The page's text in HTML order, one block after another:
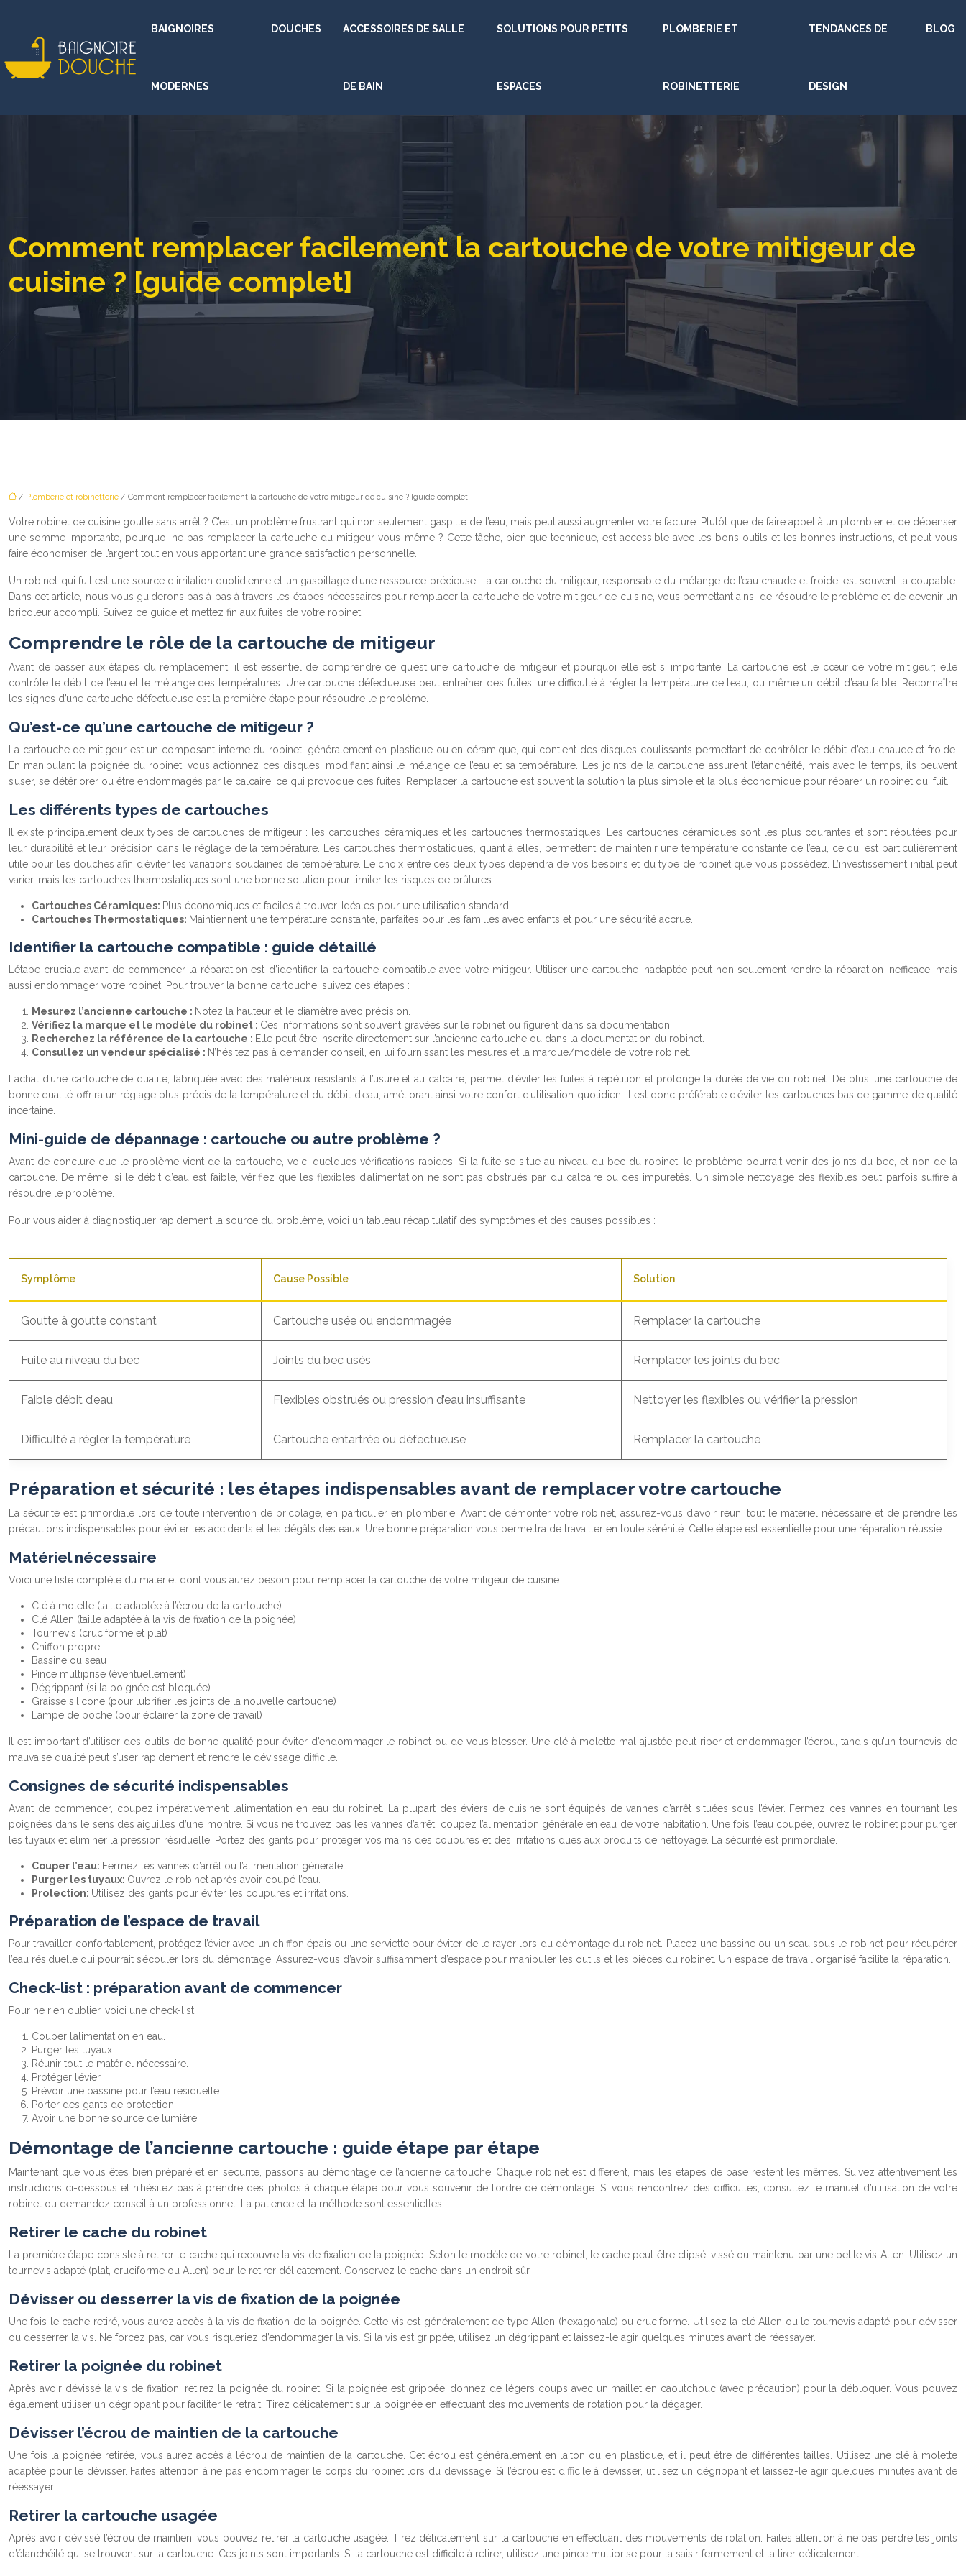
BAIGNOIRES
MODERNES
DOUCHES ACCESSOIRES DE SALLE
DE BAIN
SOLUTIONS POUR PETITS
ESPACES
PLOMBERIE ET
ROBINETTERIE
TENDANCES DE
DESIGN
BLOG
Comment remplacer facilement la cartouche de votre mitigeur de
cuisine ? [guide complet]
/ Plomberie et robinetterie / Comment remplacer facilement la cartouche de votre mitigeur de cuisine ? [guide complet]
Votre robinet de cuisine goutte sans arrêt ? C’est un problème frustrant qui non seulement gaspille de l’eau, mais peut aussi augmenter votre facture. Plutôt que de faire appel à un plombier et de dépenser
une somme importante, pourquoi ne pas remplacer la cartouche du mitigeur vous-même ? Cette tâche, bien que technique, est accessible avec les bons outils et les bonnes instructions, et peut vous
faire économiser de l’argent tout en vous apportant une grande satisfaction personnelle.
Un robinet qui fuit est une source d’irritation quotidienne et un gaspillage d’une ressource précieuse. La cartouche du mitigeur, responsable du mélange de l’eau chaude et froide, est souvent la coupable.
Dans cet article, nous vous guiderons pas à pas à travers les étapes nécessaires pour remplacer la cartouche de votre mitigeur de cuisine, vous permettant ainsi de résoudre le problème et de devenir un
bricoleur accompli. Suivez ce guide et mettez fin aux fuites de votre robinet.
Comprendre le rôle de la cartouche de mitigeur
Avant de passer aux étapes du remplacement, il est essentiel de comprendre ce qu’est une cartouche de mitigeur et pourquoi elle est si importante. La cartouche est le cœur de votre mitigeur; elle
contrôle le débit de l’eau et le mélange des températures. Une cartouche défectueuse peut entraîner des fuites, une difficulté à régler la température de l’eau, ou même un débit d’eau faible. Reconnaître
les signes d’une cartouche défectueuse est la première étape pour résoudre le problème.
Qu’est-ce qu’une cartouche de mitigeur ?
La cartouche de mitigeur est un composant interne du robinet, généralement en plastique ou en céramique, qui contient des disques coulissants permettant de contrôler le débit d’eau chaude et froide.
En manipulant la poignée du robinet, vous actionnez ces disques, modifiant ainsi le mélange de l’eau et sa température. Les joints de la cartouche assurent l’étanchéité, mais avec le temps, ils peuvent
s’user, se détériorer ou être endommagés par le calcaire, ce qui provoque des fuites. Remplacer la cartouche est souvent la solution la plus simple et la plus économique pour réparer un robinet qui fuit.
Les différents types de cartouches
Il existe principalement deux types de cartouches de mitigeur : les cartouches céramiques et les cartouches thermostatiques. Les cartouches céramiques sont les plus courantes et sont réputées pour
leur durabilité et leur précision dans le réglage de la température. Les cartouches thermostatiques, quant à elles, permettent de maintenir une température constante de l’eau, ce qui est particulièrement
utile pour les douches afin d’éviter les variations soudaines de température. Le choix entre ces deux types dépendra de vos besoins et du type de robinet que vous possédez. L’investissement initial peut
varier, mais les cartouches thermostatiques sont une bonne solution pour limiter les risques de brûlures.
Cartouches Céramiques: Plus économiques et faciles à trouver. Idéales pour une utilisation standard.
Cartouches Thermostatiques: Maintiennent une température constante, parfaites pour les familles avec enfants et pour une sécurité accrue.
Identifier la cartouche compatible : guide détaillé
L’étape cruciale avant de commencer la réparation est d’identifier la cartouche compatible avec votre mitigeur. Utiliser une cartouche inadaptée peut non seulement rendre la réparation inefficace, mais
aussi endommager votre robinet. Pour trouver la bonne cartouche, suivez ces étapes :
Mesurez l’ancienne cartouche : Notez la hauteur et le diamètre avec précision.
Vérifiez la marque et le modèle du robinet : Ces informations sont souvent gravées sur le robinet ou figurent dans sa documentation.
Recherchez la référence de la cartouche : Elle peut être inscrite directement sur l’ancienne cartouche ou dans la documentation du robinet.
Consultez un vendeur spécialisé : N’hésitez pas à demander conseil, en lui fournissant les mesures et la marque/modèle de votre robinet.
L’achat d’une cartouche de qualité, fabriquée avec des matériaux résistants à l’usure et au calcaire, permet d’éviter les fuites à répétition et prolonge la durée de vie du robinet. De plus, une cartouche de
bonne qualité offrira un réglage plus précis de la température et du débit d’eau, améliorant ainsi votre confort d’utilisation quotidien. Il est donc préférable d’éviter les cartouches bas de gamme de qualité
incertaine.
Mini-guide de dépannage : cartouche ou autre problème ?
Avant de conclure que le problème vient de la cartouche, voici quelques vérifications rapides. Si la fuite se situe au niveau du bec du robinet, le problème pourrait venir des joints du bec, et non de la
cartouche. De même, si le débit d’eau est faible, vérifiez que les flexibles d’alimentation ne sont pas obstrués par du calcaire ou des impuretés. Un simple nettoyage des flexibles peut parfois suffire à
résoudre le problème.
Pour vous aider à diagnostiquer rapidement la source du problème, voici un tableau récapitulatif des symptômes et des causes possibles :
Symptôme Cause Possible Solution
Goutte à goutte constant Cartouche usée ou endommagée Remplacer la cartouche
Fuite au niveau du bec Joints du bec usés Remplacer les joints du bec
Faible débit d’eau Flexibles obstrués ou pression d’eau insuffisante Nettoyer les flexibles ou vérifier la pression
Difficulté à régler la température Cartouche entartrée ou défectueuse Remplacer la cartouche
Préparation et sécurité : les étapes indispensables avant de remplacer votre cartouche
La sécurité est primordiale lors de toute intervention de bricolage, en particulier en plomberie. Avant de démonter votre robinet, assurez-vous d’avoir réuni tout le matériel nécessaire et de prendre les
précautions indispensables pour éviter les accidents et les dégâts des eaux. Une bonne préparation vous permettra de travailler en toute sérénité. Cette étape est essentielle pour une réparation réussie.
Matériel nécessaire
Voici une liste complète du matériel dont vous aurez besoin pour remplacer la cartouche de votre mitigeur de cuisine :
Clé à molette (taille adaptée à l’écrou de la cartouche)
Clé Allen (taille adaptée à la vis de fixation de la poignée)
Tournevis (cruciforme et plat)
Chiffon propre
Bassine ou seau
Pince multiprise (éventuellement)
Dégrippant (si la poignée est bloquée)
Graisse silicone (pour lubrifier les joints de la nouvelle cartouche)
Lampe de poche (pour éclairer la zone de travail)
Il est important d’utiliser des outils de bonne qualité pour éviter d’endommager le robinet ou de vous blesser. Une clé à molette mal ajustée peut riper et endommager l’écrou, tandis qu’un tournevis de
mauvaise qualité peut s’user rapidement et rendre le dévissage difficile.
Consignes de sécurité indispensables
Avant de commencer, coupez impérativement l’alimentation en eau du robinet. La plupart des éviers de cuisine sont équipés de vannes d’arrêt situées sous l’évier. Fermez ces vannes en tournant les
poignées dans le sens des aiguilles d’une montre. Si vous ne trouvez pas les vannes d’arrêt, coupez l’alimentation générale en eau de votre habitation. Une fois l’eau coupée, ouvrez le robinet pour purger
les tuyaux et éliminer la pression résiduelle. Portez des gants pour protéger vos mains des coupures et des irritations dues aux produits de nettoyage. La sécurité est primordiale.
Couper l’eau: Fermez les vannes d’arrêt ou l’alimentation générale.
Purger les tuyaux: Ouvrez le robinet après avoir coupé l’eau.
Protection: Utilisez des gants pour éviter les coupures et irritations.
Préparation de l’espace de travail
Pour travailler confortablement, protégez l’évier avec un chiffon épais ou une serviette pour éviter de le rayer lors du démontage du robinet. Placez une bassine ou un seau sous le robinet pour récupérer
l’eau résiduelle qui pourrait s’écouler lors du démontage. Assurez-vous d’avoir suffisamment d’espace pour manipuler les outils et les pièces du robinet. Un espace de travail organisé facilite la réparation.
Check-list : préparation avant de commencer
Pour ne rien oublier, voici une check-list :
Couper l’alimentation en eau.
Purger les tuyaux.
Réunir tout le matériel nécessaire.
Protéger l’évier.
Prévoir une bassine pour l’eau résiduelle.
Porter des gants de protection.
Avoir une bonne source de lumière.
Démontage de l’ancienne cartouche : guide étape par étape
Maintenant que vous êtes bien préparé et en sécurité, passons au démontage de l’ancienne cartouche. Chaque robinet est différent, mais les étapes de base restent les mêmes. Suivez attentivement les
instructions ci-dessous et n’hésitez pas à prendre des photos à chaque étape pour vous souvenir de l’ordre de démontage. Si vous rencontrez des difficultés, consultez le manuel d’utilisation de votre
robinet ou demandez conseil à un professionnel. La patience et la méthode sont essentielles.
Retirer le cache du robinet
La première étape consiste à retirer le cache qui recouvre la vis de fixation de la poignée. Selon le modèle de votre robinet, le cache peut être clipsé, vissé ou maintenu par une petite vis Allen. Utilisez un
tournevis adapté (plat, cruciforme ou Allen) pour le retirer délicatement. Conservez le cache dans un endroit sûr.
Dévisser ou desserrer la vis de fixation de la poignée
Une fois le cache retiré, vous aurez accès à la vis de fixation de la poignée. Cette vis est généralement de type Allen (hexagonale) ou cruciforme. Utilisez la clé Allen ou le tournevis adapté pour dévisser
ou desserrer la vis. Ne forcez pas, car vous risqueriez d’endommager la vis. Si la vis est grippée, utilisez un dégrippant et laissez-le agir quelques minutes avant de réessayer.
Retirer la poignée du robinet
Après avoir dévissé la vis de fixation, retirez la poignée du robinet. Si la poignée est grippée, donnez de légers coups avec un maillet en caoutchouc (avec précaution) pour la débloquer. Vous pouvez
également utiliser un dégrippant pour faciliter le retrait. Tirez délicatement sur la poignée en effectuant des mouvements de rotation pour la dégager.
Dévisser l’écrou de maintien de la cartouche
Une fois la poignée retirée, vous aurez accès à l’écrou de maintien de la cartouche. Cet écrou est généralement en laiton ou en plastique, et il peut être de différentes tailles. Utilisez une clé à molette
adaptée pour le dévisser. Faites attention à ne pas endommager le corps du robinet lors du dévissage. Si l’écrou est difficile à dévisser, utilisez un dégrippant et laissez-le agir quelques minutes avant de
réessayer.
Retirer la cartouche usagée
Après avoir dévissé l’écrou de maintien, vous pouvez retirer la cartouche usagée. Tirez délicatement sur la cartouche en effectuant des mouvements de rotation. Faites attention à ne pas perdre les joints
d’étanchéité qui se trouvent sur la cartouche. Ces joints sont importants. Si la cartouche est difficile à retirer, utilisez une pince multiprise pour la saisir fermement et la tirer délicatement.